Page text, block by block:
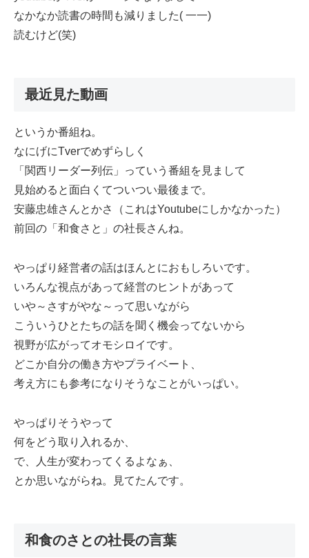
なかなか読書の時間も減りました( 一一)
読むけど(笑)
最近見た動画
というか番組ね。
なにげにTverでめずらしく
「関西リーダー列伝」っていう番組を見まして
見始めると面白くてついつい最後まで。
安藤忠雄さんとかさ（これはYoutubeにしかなかった）
前回の「和食さと」の社長さんね。
やっぱり経営者の話はほんとにおもしろいです。
いろんな視点があって経営のヒントがあって
いや～さすがやな～って思いながら
こういうひとたちの話を聞く機会ってないから
視野が広がってオモシロイです。
どこか自分の働き方やプライベート、
考え方にも参考になりそうなことがいっぱい。
やっぱりそうやって
何をどう取り入れるか、
で、人生が変わってくるよなぁ、
とか思いながらね。見てたんです。
和食のさとの社長の言葉